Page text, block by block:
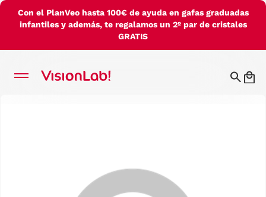
Con el PlanVeo hasta 100€ de ayuda en gafas graduadas
infantiles y además, te regalamos un 2º par de cristales
GRATIS